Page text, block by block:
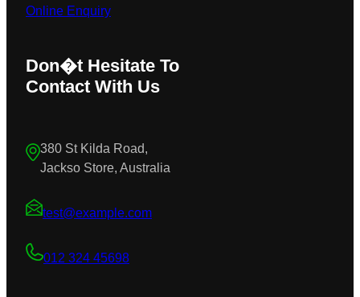
Online Enquiry
Don�t Hesitate To
Contact With Us
380 St Kilda Road,
Jackso Store, Australia
test@example.com
012 324 45698